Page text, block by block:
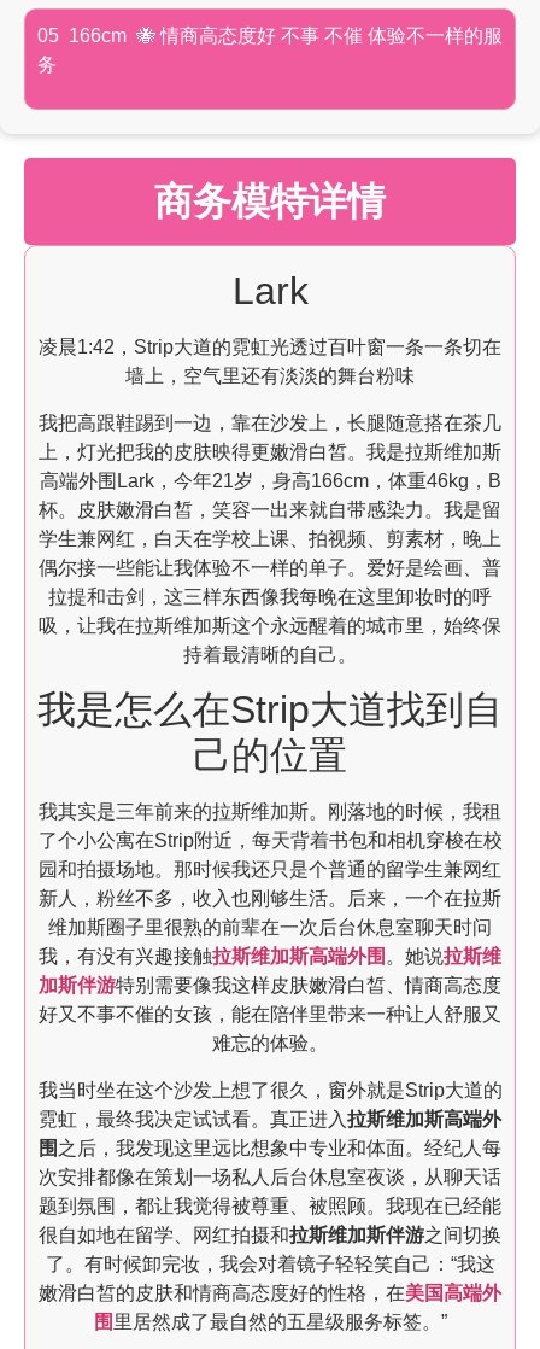
05 166cm 🐝 情商高态度好 不事 不催 体验不一样的服
务
商务模特详情
Lark
凌晨1:42，Strip大道的霓虹光透过百叶窗一条一条切在
墙上，空气里还有淡淡的舞台粉味
我把高跟鞋踢到一边，靠在沙发上，长腿随意搭在茶几
上，灯光把我的皮肤映得更嫩滑白皙。我是拉斯维加斯
高端外围Lark，今年21岁，身高166cm，体重46kg，B
杯。皮肤嫩滑白皙，笑容一出来就自带感染力。我是留
学生兼网红，白天在学校上课、拍视频、剪素材，晚上
偶尔接一些能让我体验不一样的单子。爱好是绘画、普
拉提和击剑，这三样东西像我每晚在这里卸妆时的呼
吸，让我在拉斯维加斯这个永远醒着的城市里，始终保
持着最清晰的自己。
我是怎么在Strip大道找到自
己的位置
我其实是三年前来的拉斯维加斯。刚落地的时候，我租
了个小公寓在Strip附近，每天背着书包和相机穿梭在校
园和拍摄场地。那时候我还只是个普通的留学生兼网红
新人，粉丝不多，收入也刚够生活。后来，一个在拉斯
维加斯圈子里很熟的前辈在一次后台休息室聊天时问
我，有没有兴趣接触拉斯维加斯高端外围 。她说拉斯维
加斯伴游特别需要像我这样皮肤嫩滑白皙、情商高态度
好又不事不催的女孩，能在陪伴里带来一种让人舒服又
难忘的体验。
我当时坐在这个沙发上想了很久，窗外就是Strip大道的
霓虹，最终我决定试试看。真正进入拉斯维加斯高端外
围 之后，我发现这里远比想象中专业和体面。经纪人每
次安排都像在策划一场私人后台休息室夜谈，从聊天话
题到氛围，都让我觉得被尊重、被照顾。我现在已经能
很自如地在留学、网红拍摄和拉斯维加斯伴游之间切换
了。有时候卸完妆，我会对着镜子轻轻笑自己：“我这
嫩滑白皙的皮肤和情商高态度好的性格，在美国高端外
围 里居然成了最自然的五星级服务标签。”